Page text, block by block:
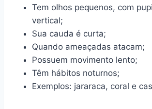
Tem olhos pequenos, com
vertical;
Sua cauda é curta;
Quando ameaçadas atacam;
Possuem movimento lento;
Têm hábitos noturnos;
Exemplos: jararaca, coral e